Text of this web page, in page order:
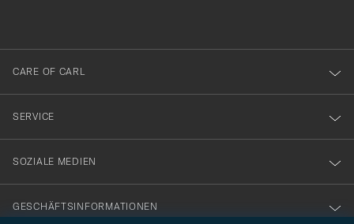
dig
till
vårt
nyhetsbrev!
CARE OF CARL
SERVICE
SOZIALE MEDIEN
GESCHÄFTSINFORMATIONEN